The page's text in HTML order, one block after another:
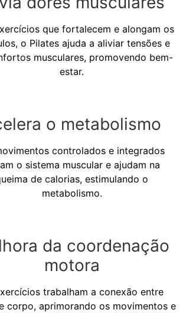
que fortalecem e alongam os
o Pilates ajuda a aliviar tensões e
musculares, promovendo bem-
estar.
o metabolismo
controlados e integrados
o sistema muscular e ajudam na
de calorias, estimulando o
metabolismo.
da coordenação
motora
trabalham a conexão entre
corpo, aprimorando os movimentos e